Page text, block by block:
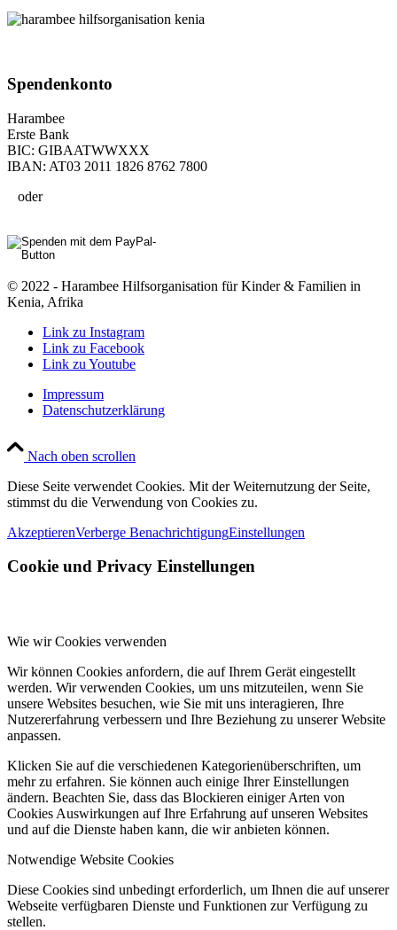
Spenden­konto
Harambee
Erste Bank
BIC: GIBAATWWXXX
IBAN: AT03 2011 1826 8762 7800
oder
© 2022 - Harambee Hilfsorganisation für Kinder & Familien in
Kenia, Afrika
Link zu Instagram
Link zu Facebook
Link zu Youtube
Impressum
Datenschutzerklärung
Nach oben scrollen
Diese Seite verwendet Cookies. Mit der Weiternutzung der Seite,
stimmst du die Verwendung von Cookies zu.
AkzeptierenVerberge BenachrichtigungEinstellungen
Cookie und Privacy Einstellungen
Wie wir Cookies verwenden
Wir können Cookies anfordern, die auf Ihrem Gerät eingestellt
werden. Wir verwenden Cookies, um uns mitzuteilen, wenn Sie
unsere Websites besuchen, wie Sie mit uns interagieren, Ihre
Nutzererfahrung verbessern und Ihre Beziehung zu unserer Website
anpassen.
Klicken Sie auf die verschiedenen Kategorienüberschriften, um
mehr zu erfahren. Sie können auch einige Ihrer Einstellungen
ändern. Beachten Sie, dass das Blockieren einiger Arten von
Cookies Auswirkungen auf Ihre Erfahrung auf unseren Websites
und auf die Dienste haben kann, die wir anbieten können.
Notwendige Website Cookies
Diese Cookies sind unbedingt erforderlich, um Ihnen die auf unserer
Webseite verfügbaren Dienste und Funktionen zur Verfügung zu
stellen.